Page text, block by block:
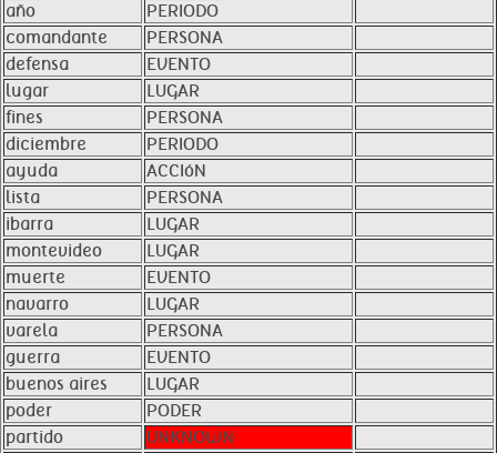
año
PERIODO
comandante
PERSONA
defensa
EVENTO
lugar
LUGAR
fines
PERSONA
diciembre
PERIODO
ayuda
ACCIóN
lista
PERSONA
ibarra
LUGAR
montevideo
LUGAR
muerte
EVENTO
navarro
LUGAR
varela
PERSONA
guerra
EVENTO
buenos aires
LUGAR
poder
PODER
partido
UNKNOWN